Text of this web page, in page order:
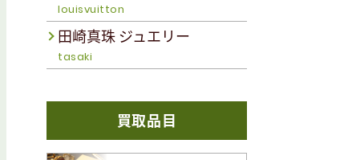
louisvuitton
田崎真珠 ジュエリー
tasaki
買取品目